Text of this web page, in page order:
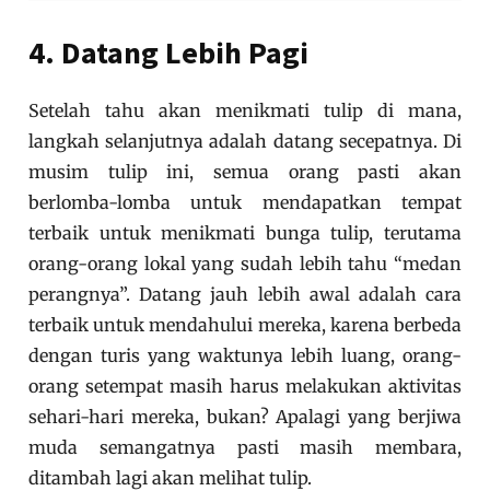
4. Datang Lebih Pagi
Setelah tahu akan menikmati tulip di mana,
langkah selanjutnya adalah datang secepatnya. Di
musim tulip ini, semua orang pasti akan
berlomba-lomba untuk mendapatkan tempat
terbaik untuk menikmati bunga tulip, terutama
orang-orang lokal yang sudah lebih tahu “medan
perangnya”. Datang jauh lebih awal adalah cara
terbaik untuk mendahului mereka, karena berbeda
dengan turis yang waktunya lebih luang, orang-
orang setempat masih harus melakukan aktivitas
sehari-hari mereka, bukan? Apalagi yang berjiwa
muda semangatnya pasti masih membara,
ditambah lagi akan melihat tulip.